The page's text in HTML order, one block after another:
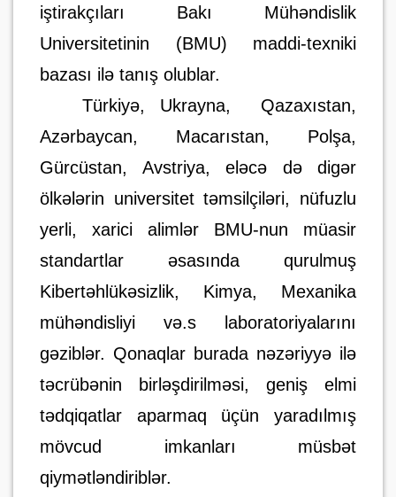
iştirakçıları Bakı Mühəndislik
Universitetinin (BMU) maddi-texniki
bazası ilə tanış olublar.
Türkiyə, Ukrayna, Qazaxıstan,
Azərbaycan, Macarıstan, Polşa,
Gürcüstan, Avstriya, eləcə də digər
ölkələrin universitet təmsilçiləri, nüfuzlu
yerli, xarici alimlər BMU-nun müasir
standartlar əsasında qurulmuş
Kibertəhlükəsizlik, Kimya, Mexanika
mühəndisliyi və.s laboratoriyalarını
gəziblər. Qonaqlar burada nəzəriyyə ilə
təcrübənin birləşdirilməsi, geniş elmi
tədqiqatlar aparmaq üçün yaradılmış
mövcud imkanları müsbət
qiymətləndiriblər.